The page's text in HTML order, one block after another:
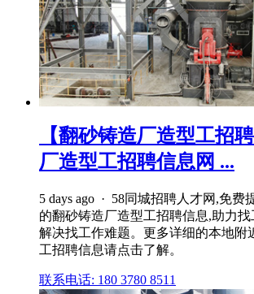
【翻砂铸造厂造型工招
厂造型工招聘信息网 ...
5 days ago · 58同城招聘人才网,免费
的翻砂铸造厂造型工招聘信息,助力
解决找工作难题。更多详细的本地附
工招聘信息请点击了解。
联系电话: 180 3780 8511